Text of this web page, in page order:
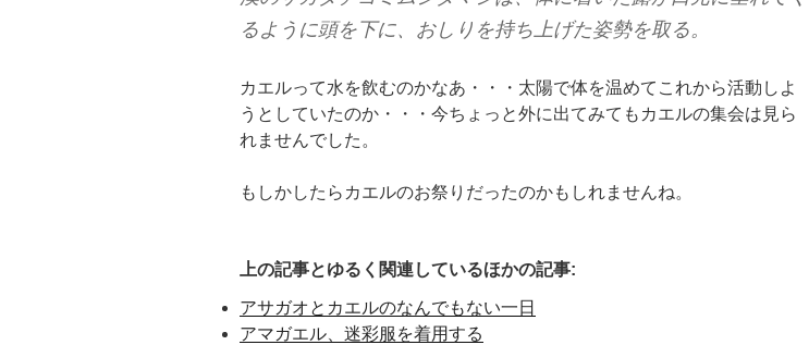
るように頭を下に、おしりを持ち上げた姿勢を取る。
カエルって水を飲むのかなあ・・・太陽で体を温めてこれから活動しよ
うとしていたのか・・・今ちょっと外に出てみてもカエルの集会は見ら
れませんでした。
もしかしたらカエルのお祭りだったのかもしれませんね。
上の記事とゆるく関連しているほかの記事:
アサガオとカエルのなんでもない一日
アマガエル、迷彩服を着用する